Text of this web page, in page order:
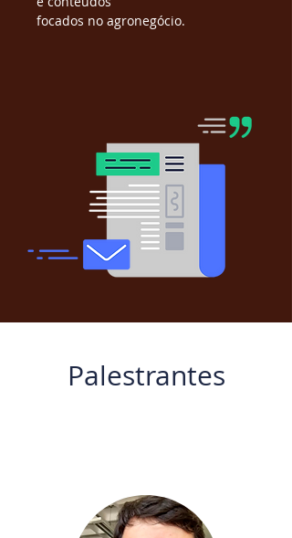
focados no agronegócio.
Palestrantes